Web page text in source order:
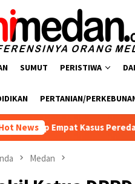
SUMUT PERISTIWA
PERTANIAN/
NewsPeredaran Narkotika,
Medan